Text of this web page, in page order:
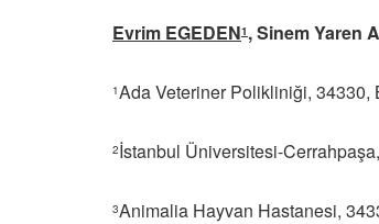
Evrim EGEDEN1 , Sinem Yaren
1Ada Veteriner Polikliniği, 34330,
2İstanbul Üniversitesi-
3Animalia Hayvan Hastanesi,